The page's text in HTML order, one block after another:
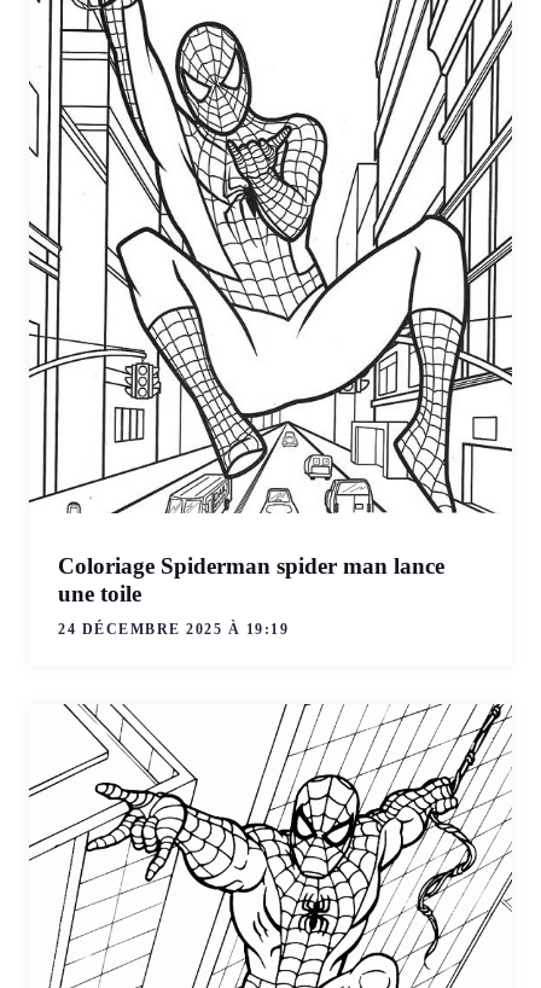
Coloriage Spiderman spider man lance
une toile
24 DÉCEMBRE 2025 À 19:19